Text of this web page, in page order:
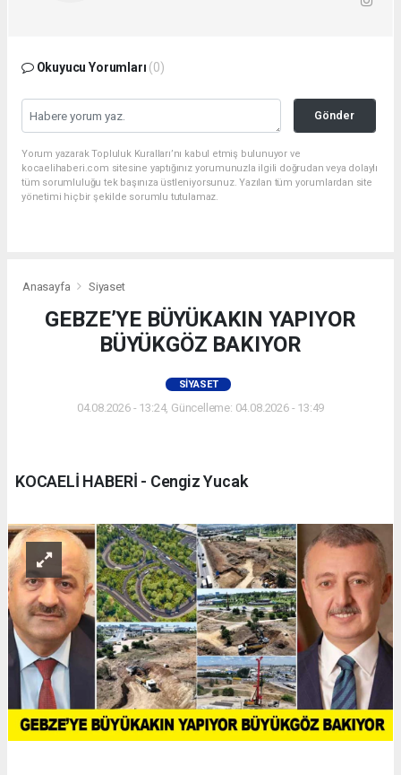
Okuyucu Yorumları (0)
Gönder
Yorum yazarak Topluluk Kuralları’nı kabul etmiş bulunuyor ve
kocaelihaberi.com sitesine yaptığınız yorumunuzla ilgili doğrudan veya dolaylı
tüm sorumluluğu tek başınıza üstleniyorsunuz. Yazılan tüm yorumlardan site
yönetimi hiçbir şekilde sorumlu tutulamaz.
Anasayfa Siyaset
GEBZE’YE BÜYÜKAKIN YAPIYOR
BÜYÜKGÖZ BAKIYOR
SIYASET
04.08.2026 - 13:24, Güncelleme: 04.08.2026 - 13:49
KOCAELİ HABERİ - Cengiz Yucak